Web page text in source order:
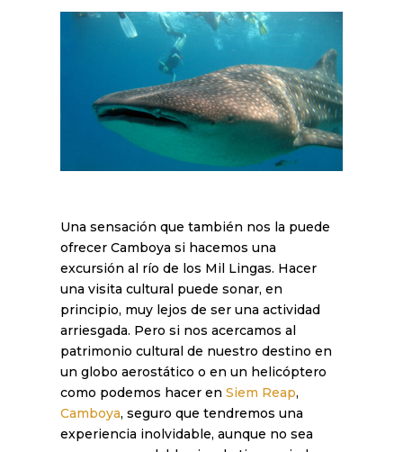
Una sensación que también nos la puede
ofrecer Camboya si hacemos una
excursión al río de los Mil Lingas. Hacer
una visita cultural puede sonar, en
principio, muy lejos de ser una actividad
arriesgada. Pero si nos acercamos al
patrimonio cultural de nuestro destino en
un globo aerostático o en un helicóptero
como podemos hacer enSiem Reap,
Camboya, seguro que tendremos una
experiencia inolvidable, aunque no sea